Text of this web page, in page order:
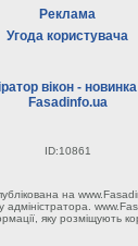
Реклама
Угода користувача
вікон -
Fasadinfo.ua
ID:10861
на
адміністратора.
яку розміщують